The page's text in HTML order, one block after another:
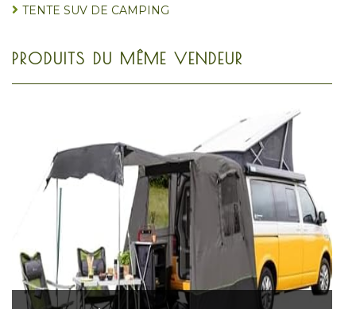
TENTE SUV DE CAMPING
PRODUITS DU MÊME VENDEUR